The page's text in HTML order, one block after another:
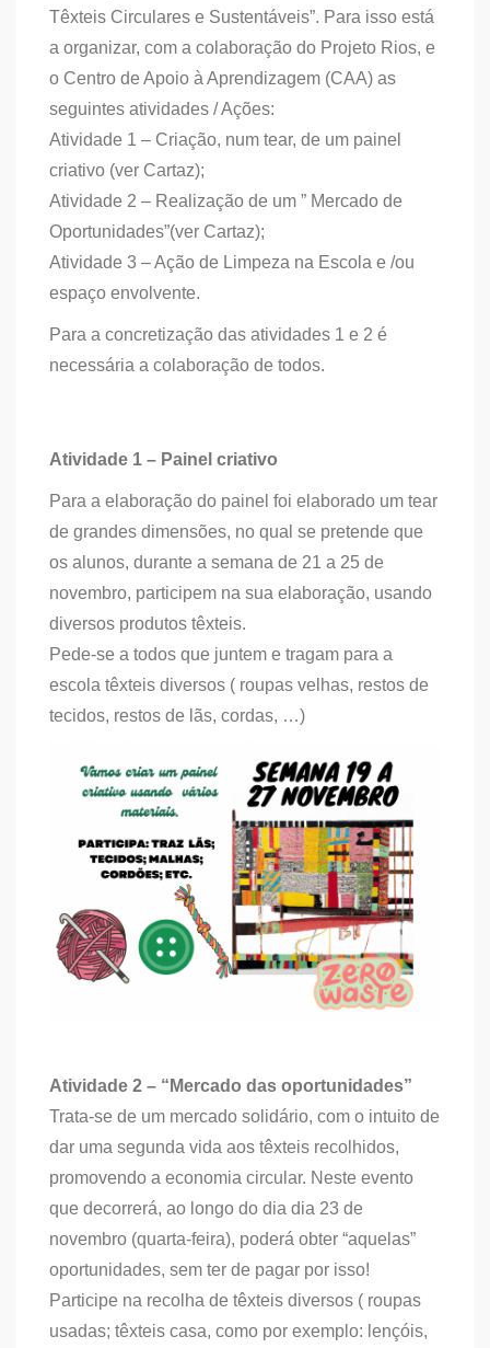
Têxteis Circulares e Sustentáveis”. Para isso está
a organizar, com a colaboração do Projeto Rios, e
o Centro de Apoio à Aprendizagem (CAA) as
seguintes atividades / Ações:
Atividade 1 – Criação, num tear, de um painel
criativo (ver Cartaz);
Atividade 2 – Realização de um ” Mercado de
Oportunidades”(ver Cartaz);
Atividade 3 – Ação de Limpeza na Escola e /ou
espaço envolvente.
Para a concretização das atividades 1 e 2 é
necessária a colaboração de todos.
Atividade 1 – Painel criativo
Para a elaboração do painel foi elaborado um tear
de grandes dimensões, no qual se pretende que
os alunos, durante a semana de 21 a 25 de
novembro, participem na sua elaboração, usando
diversos produtos têxteis.
Pede-se a todos que juntem e tragam para a
escola têxteis diversos ( roupas velhas, restos de
tecidos, restos de lãs, cordas, …)
Atividade 2 – “Mercado das oportunidades”
Trata-se de um mercado solidário, com o intuito de
dar uma segunda vida aos têxteis recolhidos,
promovendo a economia circular. Neste evento
que decorrerá, ao longo do dia dia 23 de
novembro (quarta-feira), poderá obter “aquelas”
oportunidades, sem ter de pagar por isso!
Participe na recolha de têxteis diversos ( roupas
usadas; têxteis casa, como por exemplo: lençóis,